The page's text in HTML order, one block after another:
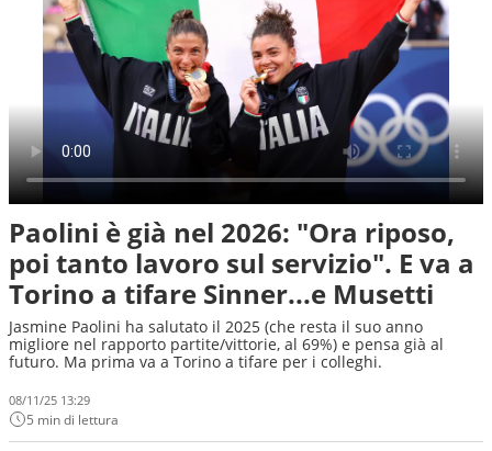
Paolini è già nel 2026: "Ora riposo,
poi tanto lavoro sul servizio". E va a
Torino a tifare Sinner...e Musetti
Jasmine Paolini ha salutato il 2025 (che resta il suo anno
migliore nel rapporto partite/vittorie, al 69%) e pensa già al
futuro. Ma prima va a Torino a tifare per i colleghi.
08/11/25 13:29
5 min di lettura